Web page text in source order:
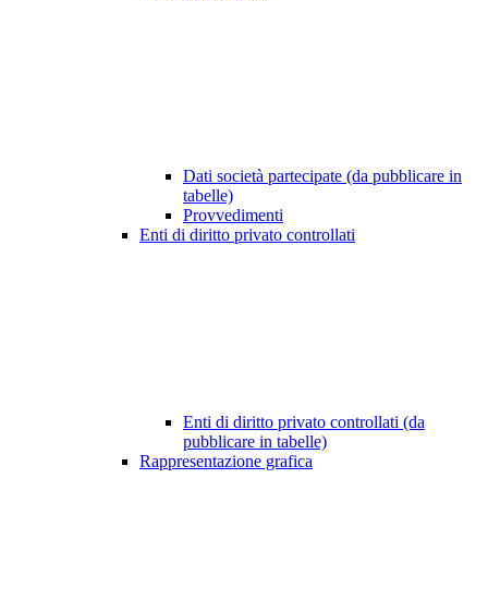
Dati società partecipate (da pubblicare in
tabelle)
Provvedimenti
Enti di diritto privato controllati
Enti di diritto privato controllati (da
pubblicare in tabelle)
Rappresentazione grafica